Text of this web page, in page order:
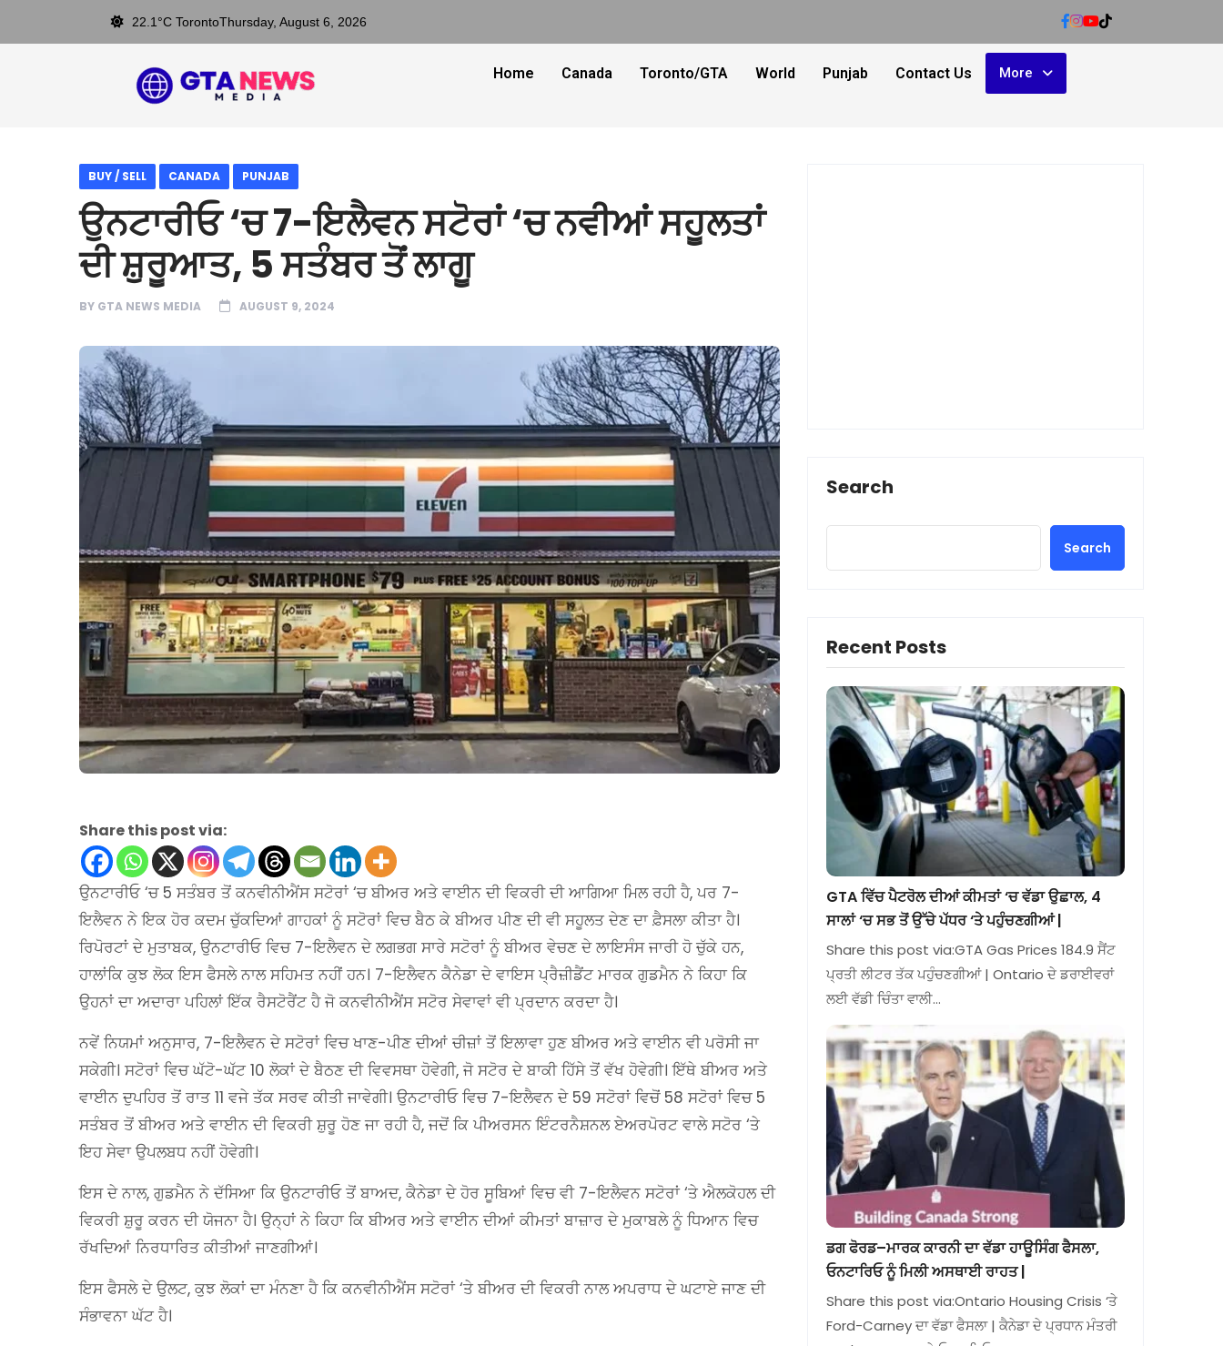
22.1°C TorontoThursday, August 6, 2026
Home Canada Toronto/GTA World Punjab Contact Us More
BUY / SELL CANADA PUNJAB
ਉਨਟਾਰੀਓ ‘ਚ 7-ਇਲੈਵਨ ਸਟੋਰਾਂ ‘ਚ ਨਵੀਆਂ ਸਹੂਲਤਾਂ
ਦੀ ਸ਼ੁਰੂਆਤ, 5 ਸਤੰਬਰ ਤੋਂ ਲਾਗੂ
BY GTA NEWS MEDIA AUGUST 9, 2024
Share this post via:
ਉਨਟਾਰੀਓ ‘ਚ 5 ਸਤੰਬਰ ਤੋਂ ਕਨਵੀਨੀਐਂਸ ਸਟੋਰਾਂ ‘ਚ ਬੀਅਰ ਅਤੇ ਵਾਈਨ ਦੀ ਵਿਕਰੀ ਦੀ ਆਗਿਆ ਮਿਲ ਰਹੀ ਹੈ, ਪਰ 7-
ਇਲੈਵਨ ਨੇ ਇਕ ਹੋਰ ਕਦਮ ਚੁੱਕਦਿਆਂ ਗਾਹਕਾਂ ਨੂੰ ਸਟੋਰਾਂ ਵਿਚ ਬੈਠ ਕੇ ਬੀਅਰ ਪੀਣ ਦੀ ਵੀ ਸਹੂਲਤ ਦੇਣ ਦਾ ਫ਼ੈਸਲਾ ਕੀਤਾ ਹੈ।
ਰਿਪੋਰਟਾਂ ਦੇ ਮੁਤਾਬਕ, ਉਨਟਾਰੀਓ ਵਿਚ 7-ਇਲੈਵਨ ਦੇ ਲਗਭਗ ਸਾਰੇ ਸਟੋਰਾਂ ਨੂੰ ਬੀਅਰ ਵੇਚਣ ਦੇ ਲਾਇਸੰਸ ਜਾਰੀ ਹੋ ਚੁੱਕੇ ਹਨ,
ਹਾਲਾਂਕਿ ਕੁਝ ਲੋਕ ਇਸ ਫੈਸਲੇ ਨਾਲ ਸਹਿਮਤ ਨਹੀਂ ਹਨ। 7-ਇਲੈਵਨ ਕੈਨੇਡਾ ਦੇ ਵਾਇਸ ਪ੍ਰੈਜ਼ੀਡੈਂਟ ਮਾਰਕ ਗੁਡਮੈਨ ਨੇ ਕਿਹਾ ਕਿ
ਉਹਨਾਂ ਦਾ ਅਦਾਰਾ ਪਹਿਲਾਂ ਇੱਕ ਰੈਸਟੋਰੈਂਟ ਹੈ ਜੋ ਕਨਵੀਨੀਐਂਸ ਸਟੋਰ ਸੇਵਾਵਾਂ ਵੀ ਪ੍ਰਦਾਨ ਕਰਦਾ ਹੈ।
ਨਵੇਂ ਨਿਯਮਾਂ ਅਨੁਸਾਰ, 7-ਇਲੈਵਨ ਦੇ ਸਟੋਰਾਂ ਵਿਚ ਖਾਣ-ਪੀਣ ਦੀਆਂ ਚੀਜ਼ਾਂ ਤੋਂ ਇਲਾਵਾ ਹੁਣ ਬੀਅਰ ਅਤੇ ਵਾਈਨ ਵੀ ਪਰੋਸੀ ਜਾ
ਸਕੇਗੀ। ਸਟੋਰਾਂ ਵਿਚ ਘੱਟੋ-ਘੱਟ 10 ਲੋਕਾਂ ਦੇ ਬੈਠਣ ਦੀ ਵਿਵਸਥਾ ਹੋਵੇਗੀ, ਜੋ ਸਟੋਰ ਦੇ ਬਾਕੀ ਹਿੱਸੇ ਤੋਂ ਵੱਖ ਹੋਵੇਗੀ। ਇੱਥੇ ਬੀਅਰ ਅਤੇ
ਵਾਈਨ ਦੁਪਹਿਰ ਤੋਂ ਰਾਤ 11 ਵਜੇ ਤੱਕ ਸਰਵ ਕੀਤੀ ਜਾਵੇਗੀ। ਉਨਟਾਰੀਓ ਵਿਚ 7-ਇਲੈਵਨ ਦੇ 59 ਸਟੋਰਾਂ ਵਿਚੋਂ 58 ਸਟੋਰਾਂ ਵਿਚ 5
ਸਤੰਬਰ ਤੋਂ ਬੀਅਰ ਅਤੇ ਵਾਈਨ ਦੀ ਵਿਕਰੀ ਸ਼ੁਰੂ ਹੋਣ ਜਾ ਰਹੀ ਹੈ, ਜਦੋਂ ਕਿ ਪੀਅਰਸਨ ਇੰਟਰਨੈਸ਼ਨਲ ਏਅਰਪੋਰਟ ਵਾਲੇ ਸਟੋਰ ‘ਤੇ
ਇਹ ਸੇਵਾ ਉਪਲਬਧ ਨਹੀਂ ਹੋਵੇਗੀ।
ਇਸ ਦੇ ਨਾਲ, ਗੁਡਮੈਨ ਨੇ ਦੱਸਿਆ ਕਿ ਉਨਟਾਰੀਓ ਤੋਂ ਬਾਅਦ, ਕੈਨੇਡਾ ਦੇ ਹੋਰ ਸੂਬਿਆਂ ਵਿਚ ਵੀ 7-ਇਲੈਵਨ ਸਟੋਰਾਂ ‘ਤੇ ਐਲਕੋਹਲ ਦੀ
ਵਿਕਰੀ ਸ਼ੁਰੂ ਕਰਨ ਦੀ ਯੋਜਨਾ ਹੈ। ਉਨ੍ਹਾਂ ਨੇ ਕਿਹਾ ਕਿ ਬੀਅਰ ਅਤੇ ਵਾਈਨ ਦੀਆਂ ਕੀਮਤਾਂ ਬਾਜ਼ਾਰ ਦੇ ਮੁਕਾਬਲੇ ਨੂੰ ਧਿਆਨ ਵਿਚ
ਰੱਖਦਿਆਂ ਨਿਰਧਾਰਿਤ ਕੀਤੀਆਂ ਜਾਣਗੀਆਂ।
ਇਸ ਫੈਸਲੇ ਦੇ ਉਲਟ, ਕੁਝ ਲੋਕਾਂ ਦਾ ਮੰਨਣਾ ਹੈ ਕਿ ਕਨਵੀਨੀਐਂਸ ਸਟੋਰਾਂ ‘ਤੇ ਬੀਅਰ ਦੀ ਵਿਕਰੀ ਨਾਲ ਅਪਰਾਧ ਦੇ ਘਟਾਏ ਜਾਣ ਦੀ
ਸੰਭਾਵਨਾ ਘੱਟ ਹੈ।
Search
Search
Recent Posts
GTA ਵਿੱਚ ਪੈਟਰੋਲ ਦੀਆਂ ਕੀਮਤਾਂ ‘ਚ ਵੱਡਾ ਉਛਾਲ, 4
ਸਾਲਾਂ ‘ਚ ਸਭ ਤੋਂ ਉੱਚੇ ਪੱਧਰ ‘ਤੇ ਪਹੁੰਚਣਗੀਆਂ |
Share this post via:GTA Gas Prices 184.9 ਸੈਂਟ
ਪ੍ਰਤੀ ਲੀਟਰ ਤੱਕ ਪਹੁੰਚਣਗੀਆਂ | Ontario ਦੇ ਡਰਾਈਵਰਾਂ
ਲਈ ਵੱਡੀ ਚਿੰਤਾ ਵਾਲੀ…
ਡਗ ਫੋਰਡ–ਮਾਰਕ ਕਾਰਨੀ ਦਾ ਵੱਡਾ ਹਾਊਸਿੰਗ ਫੈਸਲਾ,
ਓਨਟਾਰਿਓ ਨੂੰ ਮਿਲੀ ਅਸਥਾਈ ਰਾਹਤ |
Share this post via:Ontario Housing Crisis ‘ਤੇ
Ford-Carney ਦਾ ਵੱਡਾ ਫੈਸਲਾ | ਕੈਨੇਡਾ ਦੇ ਪ੍ਰਧਾਨ ਮੰਤਰੀ